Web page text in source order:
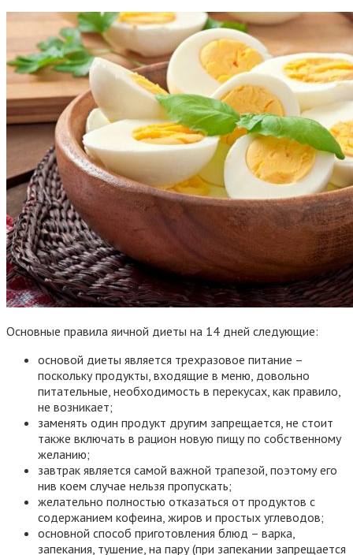
Основные правила яичной диеты на 14 дней следующие:
основой диеты является трехразовое питание –
поскольку продукты, входящие в меню, довольно
питательные, необходимость в перекусах, как правило,
не возникает;
заменять один продукт другим запрещается, не стоит
также включать в рацион новую пищу по собственному
желанию;
завтрак является самой важной трапезой, поэтому его
нив коем случае нельзя пропускать;
желательно полностью отказаться от продуктов с
содержанием кофеина, жиров и простых углеводов;
основной способ приготовления блюд – варка,
запекания, тушение, на пару (при запекании запрещается